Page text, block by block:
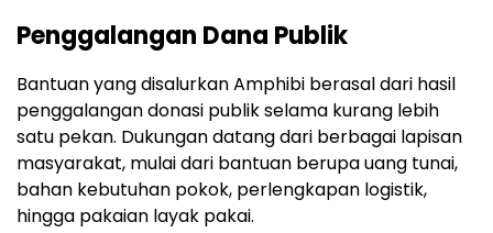
Penggalangan Dana Publik
Bantuan yang disalurkan Amphibi berasal dari hasil
penggalangan donasi publik selama kurang lebih
satu pekan. Dukungan datang dari berbagai lapisan
masyarakat, mulai dari bantuan berupa uang tunai,
bahan kebutuhan pokok, perlengkapan logistik,
hingga pakaian layak pakai.